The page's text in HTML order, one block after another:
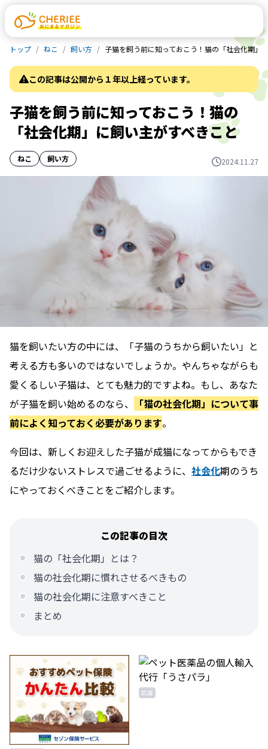
トップ ねこ 飼い方 子猫を飼う前に知っておこう！猫の「社会化期」
この記事は公開から１年以上経っています。
子猫を飼う前に知っておこう！猫の
「社会化期」に飼い主がすべきこと
ねこ 飼い方 2024.11.27
猫を飼いたい方の中には、「子猫のうちから飼いたい」と
考える方も多いのではないでしょうか。やんちゃながらも
愛くるしい子猫は、とても魅力的ですよね。もし、あなた
が子猫を飼い始めるのなら、
「猫の社会化期」について事
前によく知っておく必要があります。
今回は、新しくお迎えした子猫が成猫になってからもでき
るだけ少ないストレスで過ごせるように、 社会化期のうち
にやっておくべきことをご紹介します。
この記事の目次
猫の「社会化期」とは？
猫の社会化期に慣れさせるべきもの
猫の社会化期に注意すべきこと
まとめ
広告